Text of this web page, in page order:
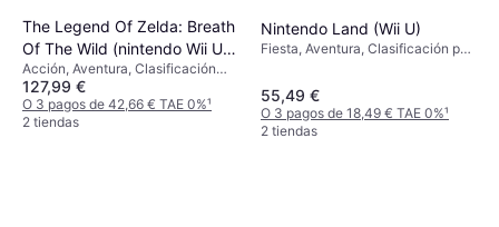
The Legend Of Zelda: Breath
Of The Wild (nintendo Wii U)
[importación Inglesa]
Acción, Aventura, Clasificación
por edades PEGI: 12
127,99 €
O 3 pagos de 42,66 € TAE 0%¹
2 tiendas
Nintendo Land (Wii U)
Fiesta, Aventura, Clasificación por
55,49 €
O 3 pagos de 18,49 € TAE 0%¹
2 tiendas